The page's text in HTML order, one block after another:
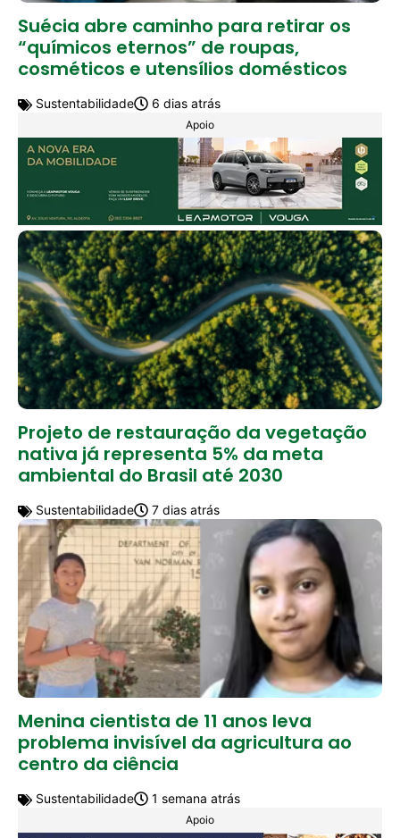
Suécia abre caminho para retirar os
“químicos eternos” de roupas,
cosméticos e utensílios domésticos
Sustentabilidade 6 dias atrás
Apoio
Projeto de restauração da vegetação
nativa já representa 5% da meta
ambiental do Brasil até 2030
Sustentabilidade 7 dias atrás
Menina cientista de 11 anos leva
problema invisível da agricultura ao
centro da ciência
Sustentabilidade 1 semana atrás
Apoio